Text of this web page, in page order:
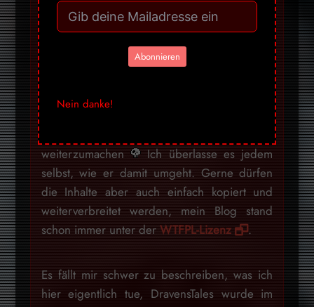
Ich will niemandem Honig ums Maul
Erwartungen zu erfüllen, daher werde ich
werde ich diese politischen Statements
weiterzumachen
Ich überlasse es jedem
selbst, wie er damit umgeht. Gerne dürfen
die Inhalte aber auch einfach kopiert und
weiterverbreitet werden, mein Blog stand
schon immer unter der WTFPL-Lizenz .
Es fällt mir schwer zu beschreiben, was ich
hier eigentlich tue, DravensTales wurde im
Abonnieren
Nein danke!